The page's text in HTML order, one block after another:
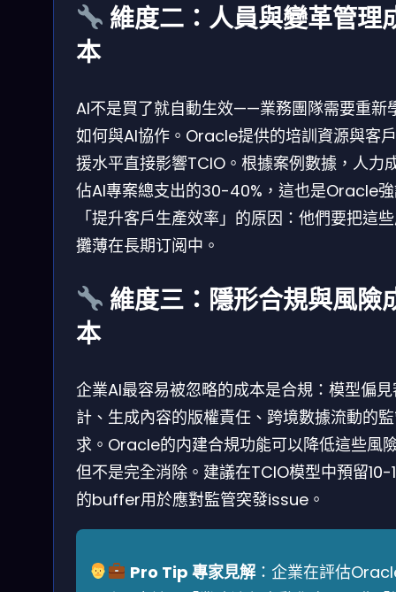
維度二：人員與變革管理
本
AI不是買了就自動生效——業務團隊需要重新
如何與AI協作。Oracle提供的培訓資源與客
援水平直接影響TCIO。根據案例數據，人力
佔AI專案總支出的30-40%，這也是Oracle
「提升客戶生產效率」的原因：他們要把這
攤薄在長期订阅中。
維度三：隱形合規與風險
本
企業AI最容易被忽略的成本是合規：模型偏
計、生成內容的版權責任、跨境數據流動的
求。Oracle的内建合規功能可以降低這些風
但不是完全消除。建議在TCIO模型中預留10-
的buffer用於應對監管突發issue。
Pro Tip 專家見解 ：企業在評估